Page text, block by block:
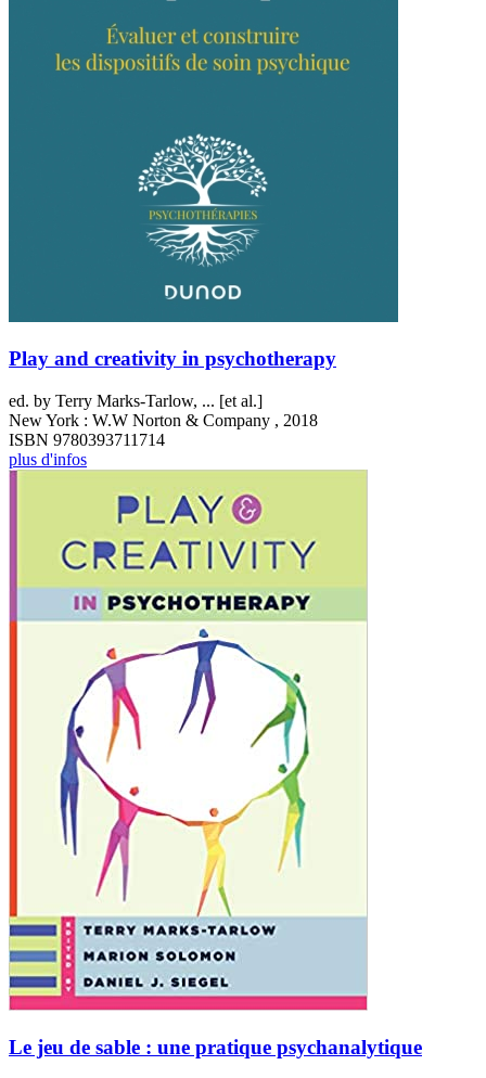
Play and creativity in psychotherapy
ed. by Terry Marks-Tarlow, ... [et al.]
New York : W.W Norton & Company , 2018
ISBN 9780393711714
plus d'infos
Le jeu de sable : une pratique psychanalytique